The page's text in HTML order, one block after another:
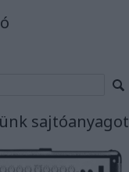
sajtóanyagot